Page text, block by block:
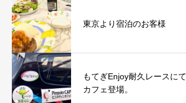
東京より宿泊のお客様
もてぎEnjoy耐久レースに
カフェ登場。